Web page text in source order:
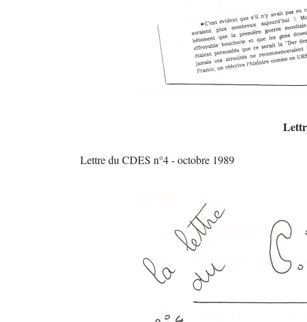
Lettre du CDES n°4 - octobre 1989